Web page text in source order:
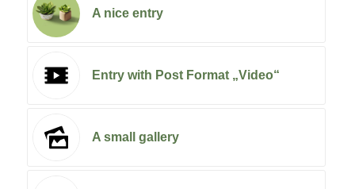
A nice entry
Entry with Post Format „Video“
A small gallery